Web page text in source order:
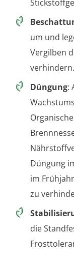
um und
Vergilben
verhindern.
Düngung:
Düngung
im
zu
die